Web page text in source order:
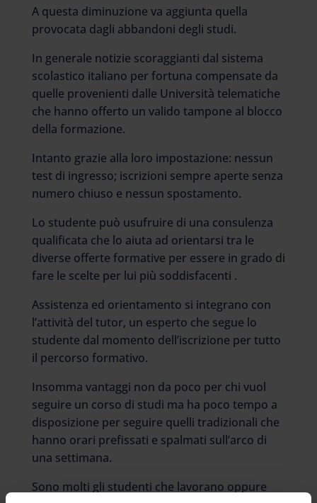
A questa diminuzione va aggiunta quella
provocata dagli abbandoni degli studi.
In generale notizie scoraggianti dal sistema
scolastico italiano per fortuna compensate da
quelle provenienti dalle Università telematiche
che hanno offerto un valido tampone al blocco
della formazione.
Intanto grazie alla loro impostazione: nessun
test di ingresso; iscrizioni sempre aperte senza
numero chiuso e nessun spostamento.
Lo studente può usufruire di una consulenza
qualificata che lo aiuta ad orientarsi tra le
diverse offerte formative per essere in grado di
fare le scelte per lui più soddisfacenti .
Assistenza ed orientamento si integrano con
l’attività del tutor, un esperto che segue lo
studente dal momento dell’iscrizione per tutto
il percorso formativo.
Insomma vantaggi non da poco per chi vuol
seguire un corso di studi ma ha poco tempo a
disposizione per seguire quelli tradizionali che
hanno orari prefissati e spalmati sull’arco di
una settimana.
Sono molti gli studenti che lavorano oppure